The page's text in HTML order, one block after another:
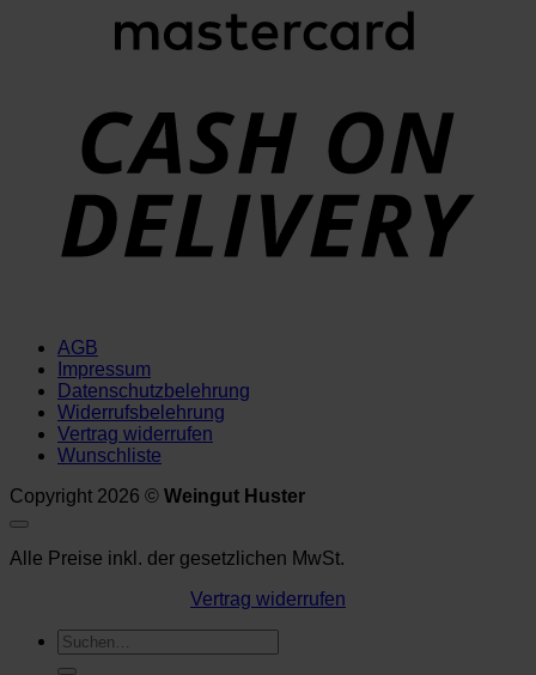
AGB
Impressum
Datenschutzbelehrung
Widerrufsbelehrung
Vertrag widerrufen
Wunschliste
Copyright 2026 © Weingut Huster
Alle Preise inkl. der gesetzlichen MwSt.
Vertrag widerrufen
Suchen
nach: